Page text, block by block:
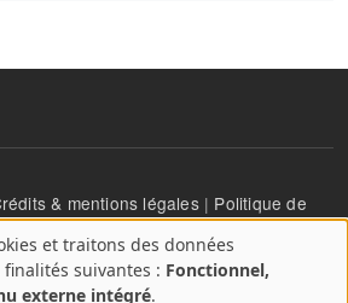
& mentions légales| Politique de
et traitons des données
suivantes : Fonctionnel,
externe intégré.